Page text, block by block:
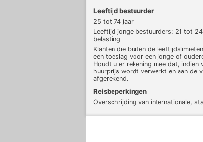
Leeftijd bestuurder
25 tot 74 jaar
Leeftijd jonge bestuurders: 21 tot
belasting
Klanten die buiten de
een toeslag voor een jonge of
Houdt u er rekening mee dat,
huurprijs wordt verwerkt en aan de
afgerekend.
Reisbeperkingen
Overschrijding van internationale,